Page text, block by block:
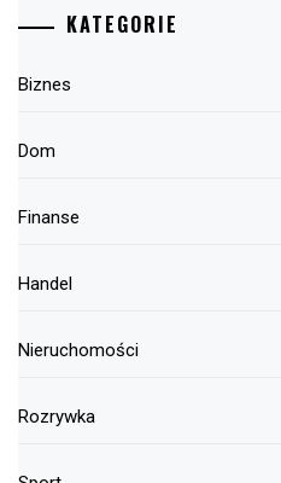
KATEGORIE
Biznes
Dom
Finanse
Handel
Nieruchomości
Rozrywka